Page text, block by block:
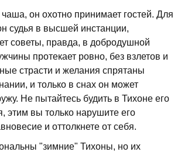
он охотно принимает гостей. Для
судья в высшей инстанции,
советы, правда, в добродушной
протекает ровно, без взлетов и
страсти и желания спрятаны
и только в снах он может
Не пытайтесь будить в Тихоне его
этим вы только нарушите его
и оттолкнете от себя.
"зимние" Тихоны, но их